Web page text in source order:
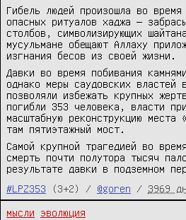
Гибель людей произошла во
опасных ритуалов хаджа —
столбов, символизирующих
мусульмане обещают Аллаху
изгнания бесов из своей жизни.
Давки во время побивания
однако меры саудовских властей
позволяли избежать крупных
погибли 353 человека, власти
масштабную реконструкцию места
там пятиэтажный мост.
Самой крупной трагедией во
смерть почти полутора тысяч
результате давки в подземном
#LPZ353
(3+2) / @goren / 3969
мысли
эволюция